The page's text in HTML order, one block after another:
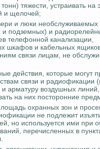
тяжести, устраивать на
и щелочей;
и люки необслуживаемых
и подземных) и
телефонной канализации,
шкафов и кабельных
связи лицам, не
действия, которые могут
связи и радиофикации
арматуру воздушных
на них посторонние
охранных зон и
не подлежит
но используется ими при
перечисленных в